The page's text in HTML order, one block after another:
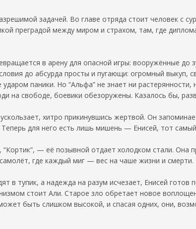
задачей. Во главе отряда стоит человек с
преградой между миром и страхом, там, где
в арену для опасной игры: вооружённые до
до абсурда просты и пугающи: огромный выкуп,
паники. Но “Альфа” не знает ни
на свободе, боевики обезоружены. Казалось бы,
хитро прикинувшись жертвой. Он
для него есть лишь мишень — Енисей, тот
— её позывной отдает холодком стали. Она
где каждый миг — вес на чаше жизни и смерти.
в тупик, а надежда на разум исчезает, Енисей
стоит Али. Старое зло обретает новое
быть слишком высокой, и спасая одних, они,